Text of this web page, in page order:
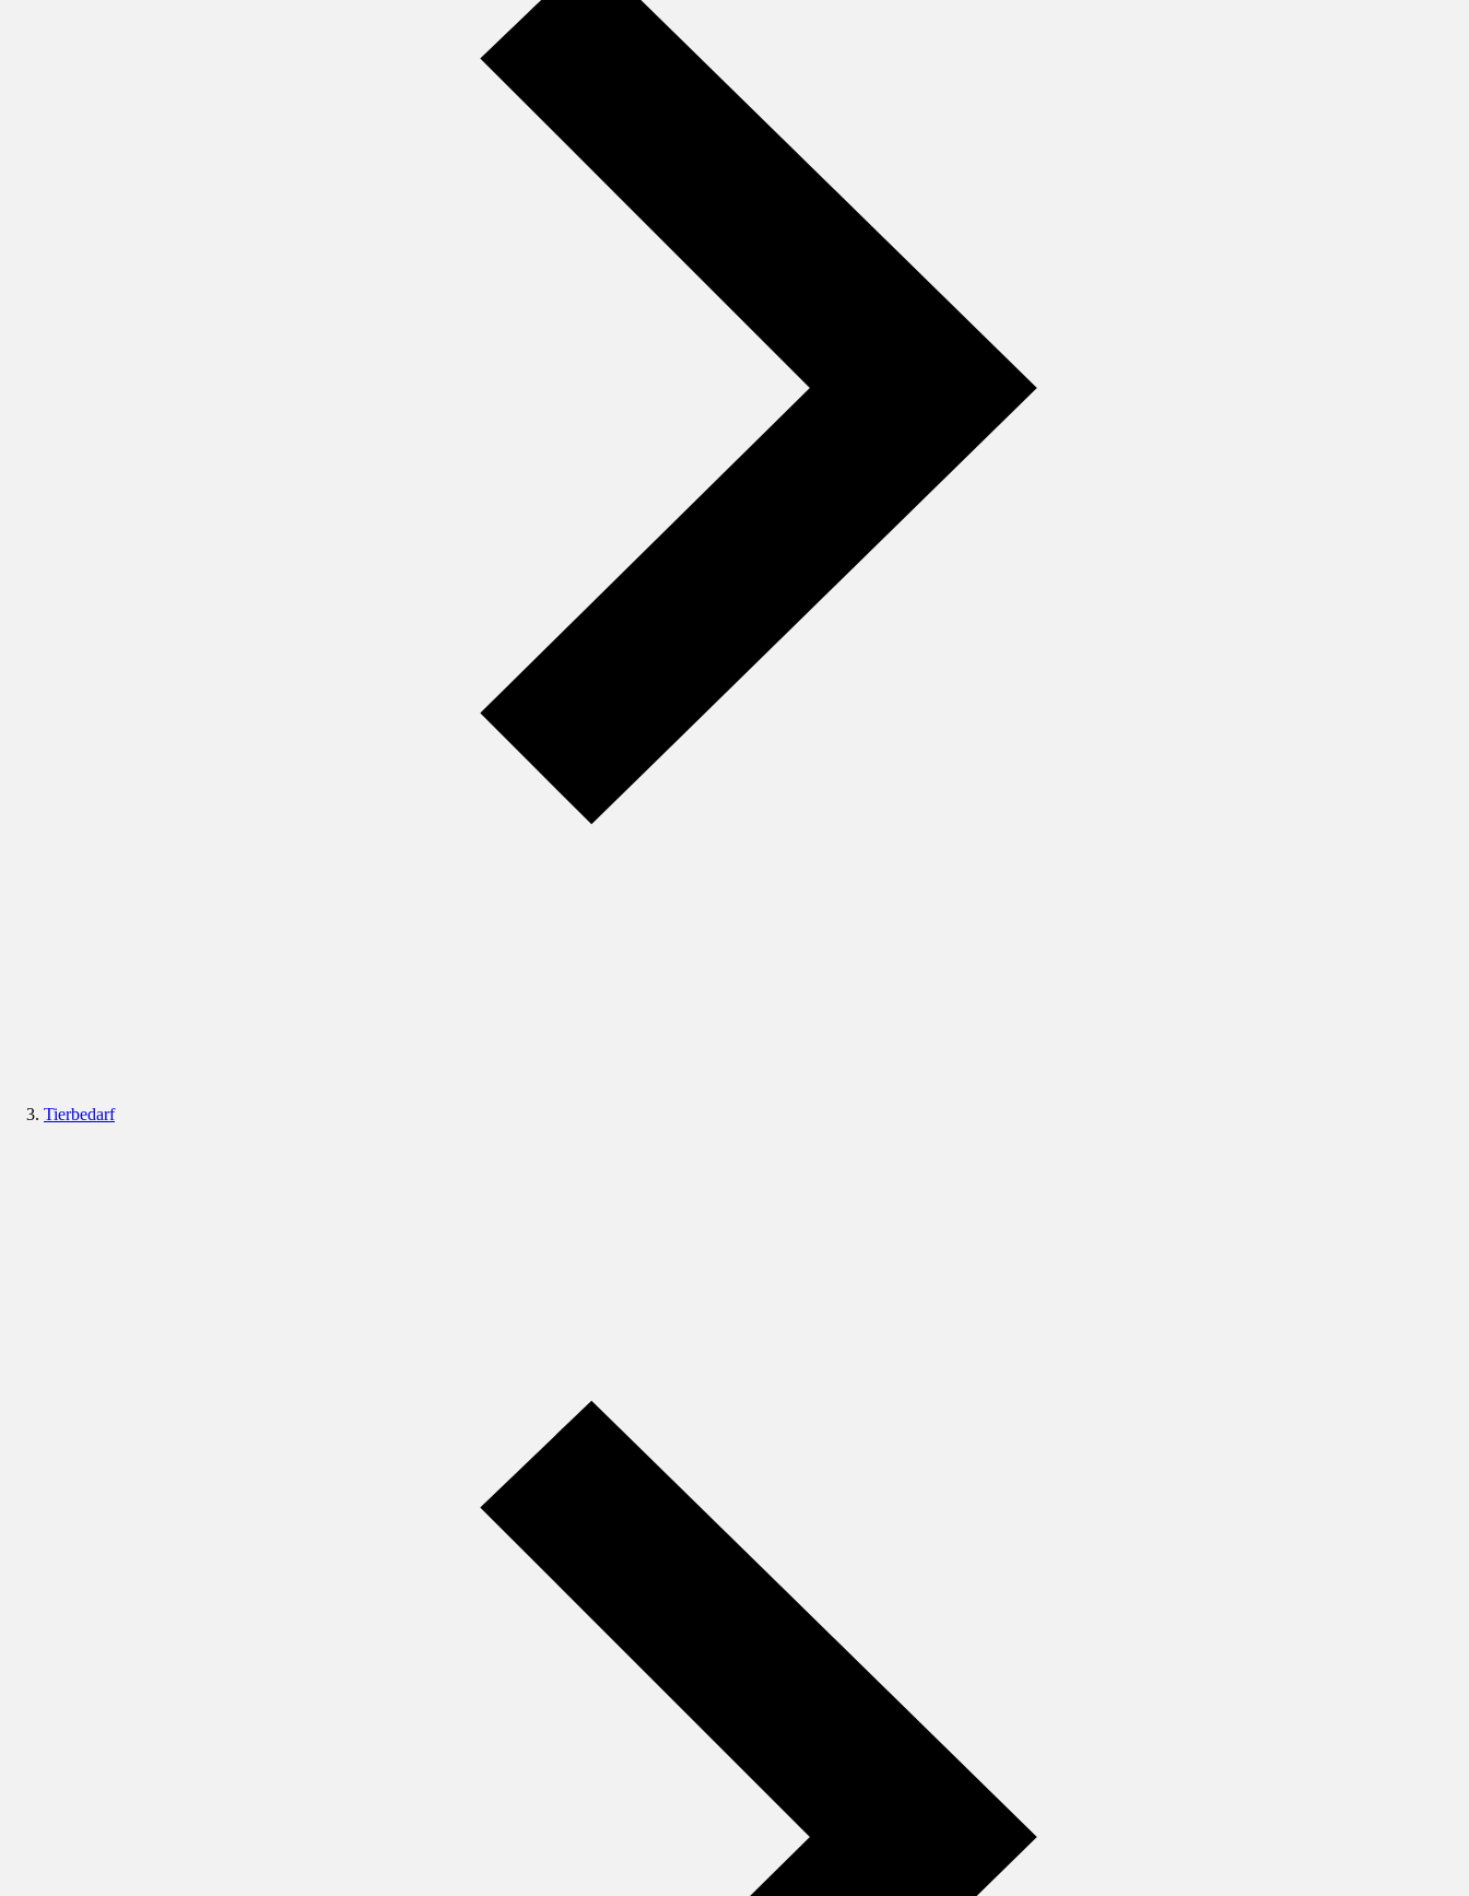
Tierbedarf